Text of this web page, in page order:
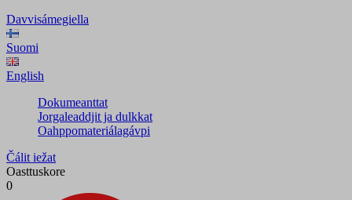
Davvisámegiella
Suomi
English
Dokumeanttat
Jorgaleaddjit ja dulkkat
Oahppomateriálagávpi
Čálit iežat
Oasttuskore
0